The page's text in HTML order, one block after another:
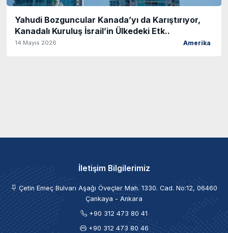
Yahudi Bozguncular Kanada’yı da Karıştırıyor,
Kanadalı Kuruluş İsrail’in Ülkedeki Etk..
14 Mayıs 2026 Amerika
İletişim Bilgilerimiz
Çetin Emeç Bulvarı Aşağı Öveçler Mah. 1330. Cad. No:12, 06460
Çankaya - Ankara
+90 312 473 80 41
+90 312 473 80 46